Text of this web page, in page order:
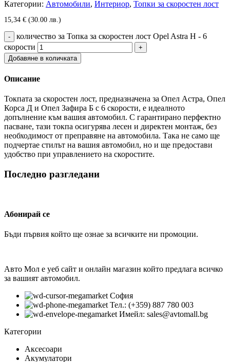
Категории: Автомобили, Интериор, Топки за скоростен лост
15,34 € (30.00 лв.)
количество за Топка за скоростен лост Opel Astra H - 6
скорости
Добавяне в количката
Описание
Токпата за скоростен лост, предназначена за Опел Астра, Опел
Корса Д и Опел Зафира Б с 6 скорости, е идеалното
допълнение към вашия автомобил. С гарантирано перфектно
пасване, тази токпа осигурява лесен и директен монтаж, без
необходимост от преправяне на автомобила. Така не само ще
подчертае стилът на вашия автомобил, но и ще предостави
удобство при управлението на скоростите.
Последно разгледани
Абонирай се
Бъди първия който ще ознае за всичките ни промоции.
Авто Мол е уеб сайт и онлайн магазин който предлага всичко
за вашият автомобил.
София
Тел.: (+359) 887 780 003
Имейл: sales@avtomall.bg
Категории
Аксесоари
Акумулатори